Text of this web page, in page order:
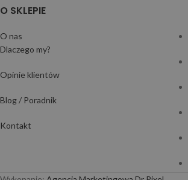
O SKLEPIE
O nas
Dlaczego my?
Opinie klientów
Blog / Poradnik
Kontakt